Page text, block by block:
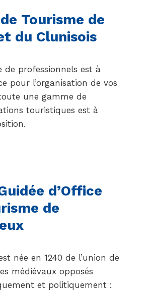
Tourisme de
du Clunisois
de professionnels est à
pour l’organisation de vos
une gamme de
touristiques est à
d’Office
de
née en 1240 de l’union de
médiévaux opposés
et politiquement :